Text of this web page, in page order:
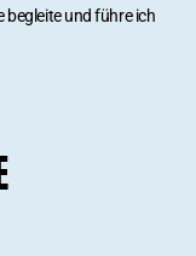
und führe ich